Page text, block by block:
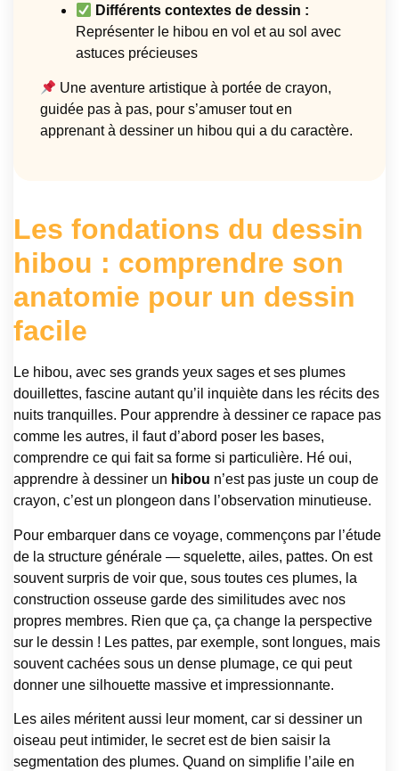
Différents contextes de dessin :
Représenter le hibou en vol et au sol avec
astuces précieuses
Une aventure artistique à portée de crayon,
guidée pas à pas, pour s’amuser tout en
apprenant à dessiner un hibou qui a du caractère.
Les fondations du dessin
hibou : comprendre son
anatomie pour un dessin
facile
Le hibou, avec ses grands yeux sages et ses plumes
douillettes, fascine autant qu’il inquiète dans les récits des
nuits tranquilles. Pour apprendre à dessiner ce rapace pas
comme les autres, il faut d’abord poser les bases,
comprendre ce qui fait sa forme si particulière. Hé oui,
apprendre à dessiner un hibou n’est pas juste un coup de
crayon, c’est un plongeon dans l’observation minutieuse.
Pour embarquer dans ce voyage, commençons par l’étude
de la structure générale — squelette, ailes, pattes. On est
souvent surpris de voir que, sous toutes ces plumes, la
construction osseuse garde des similitudes avec nos
propres membres. Rien que ça, ça change la perspective
sur le dessin ! Les pattes, par exemple, sont longues, mais
souvent cachées sous un dense plumage, ce qui peut
donner une silhouette massive et impressionnante.
Les ailes méritent aussi leur moment, car si dessiner un
oiseau peut intimider, le secret est de bien saisir la
segmentation des plumes. Quand on simplifie l’aile en